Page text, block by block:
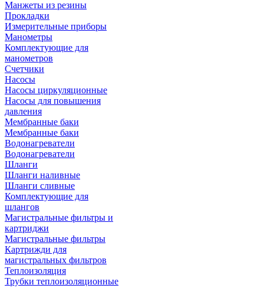
Манжеты из резины
Прокладки
Измерительные приборы
Манометры
Комплектующие для
манометров
Счетчики
Насосы
Насосы циркуляционные
Насосы для повышения
давления
Мембранные баки
Мембранные баки
Водонагреватели
Водонагреватели
Шланги
Шланги наливные
Шланги сливные
Комплектующие для
шлангов
Магистральные фильтры и
картриджи
Магистральные фильтры
Картрижди для
магистральных фильтров
Теплоизоляция
Трубки теплоизоляционные